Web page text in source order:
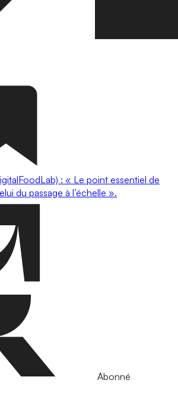
: « Le point essentiel de
du passage à l’échelle ».
Abonné